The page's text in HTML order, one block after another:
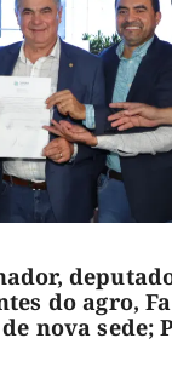
do agro,
nova sede;